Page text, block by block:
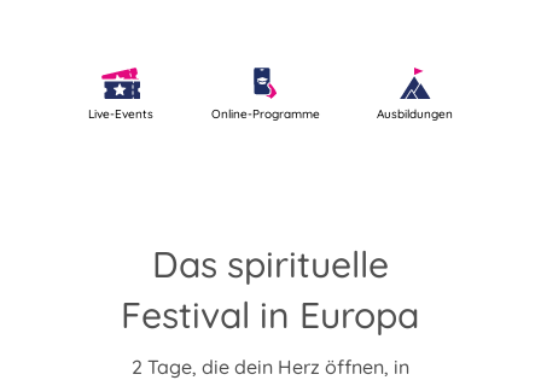
Live-Events Online-Programme Ausbildungen
Das spirituelle
Festival in Europa
2 Tage, die dein Herz öffnen, in